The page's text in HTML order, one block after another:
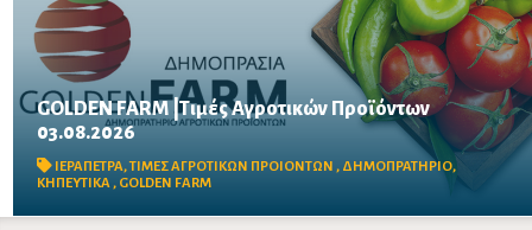
GOLDEN FARM |Τιμές Αγροτικών Προϊόντων
03.08.2026
ΙΕΡΑΠΕΤΡΑ,ΤΙΜΕΣ ΑΓΡΟΤΙΚΩΝ ΠΡΟΙΟΝΤΩΝ , ΔΗΜΟΠΡΑΤΗΡΙΟ,
ΚΗΠΕΥΤΙΚΑ, GOLDEN FARM
Δείτε τις σημερινές τιμές του δημοπρατηρίου